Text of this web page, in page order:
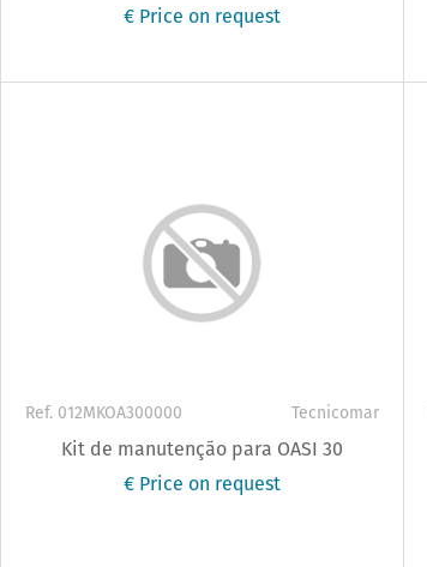
€ Price on request
Ref. 012MKOA300000 Tecnicomar
Kit de manutenção para OASI 30
€ Price on request